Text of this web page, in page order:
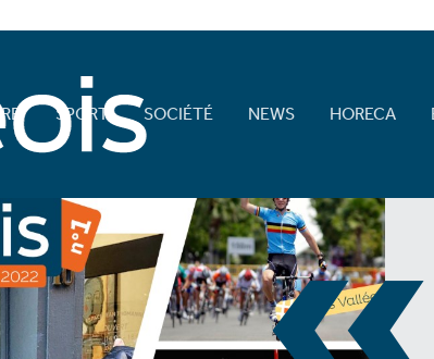
SPORT SOCIÉTÉ NEWS HORECA